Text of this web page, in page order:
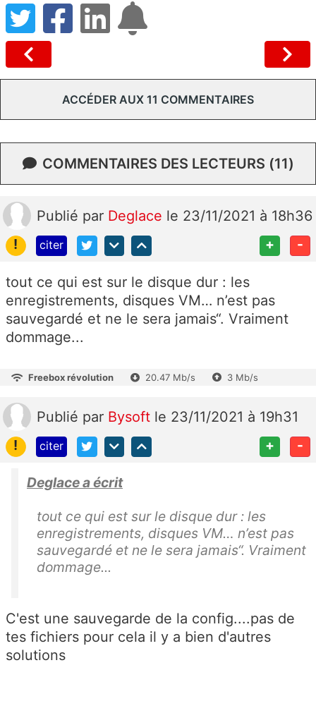
ACCÉDER AUX 11 COMMENTAIRES
COMMENTAIRES DES LECTEURS (11)
Publié par Deglace le 23/11/2021 à 18h36
!
citer + -
tout ce qui est sur le disque dur : les
enregistrements, disques VM… n’est pas
sauvegardé et ne le sera jamais“. Vraiment
dommage...
Freebox révolution 20.47 Mb/s 3 Mb/s
Publié par Bysoft le 23/11/2021 à 19h31
!
citer + -
Deglace a écrit
tout ce qui est sur le disque dur : les
enregistrements, disques VM… n’est pas
sauvegardé et ne le sera jamais“. Vraiment
dommage...
C'est une sauvegarde de la config....pas de
tes fichiers pour cela il y a bien d'autres
solutions